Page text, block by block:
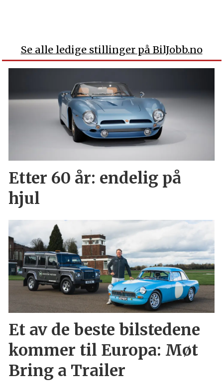
Se alle ledige stillinger på BilJobb.no
Etter 60 år: endelig på
hjul
Et av de beste bilstedene
kommer til Europa: Møt
Bring a Trailer